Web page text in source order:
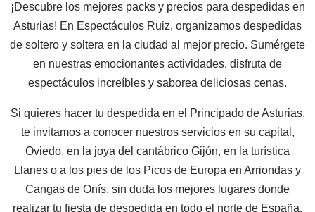
¡Descubre los mejores packs y precios para despedidas en
Asturias! En Espectáculos Ruiz, organizamos despedidas
de soltero y soltera en la ciudad al mejor precio. Sumérgete
en nuestras emocionantes actividades, disfruta de
espectáculos increíbles y saborea deliciosas cenas.
Si quieres hacer tu despedida en el Principado de Asturias,
te invitamos a conocer nuestros servicios en su capital,
Oviedo, en la joya del cantábrico Gijón, en la turística
Llanes o a los pies de los Picos de Europa en Arriondas y
Cangas de Onís, sin duda los mejores lugares donde
realizar tu fiesta de despedida en todo el norte de España.